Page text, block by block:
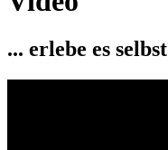
... erlebe es selbst